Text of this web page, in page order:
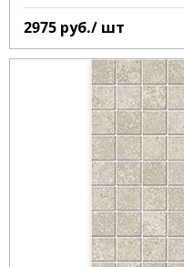
2975 руб./ шт